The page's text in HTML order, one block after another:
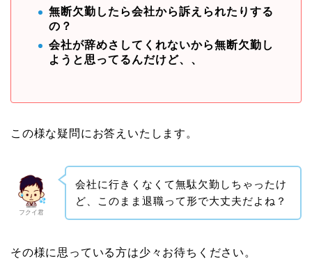
無断欠勤したら会社から訴えられたりする
の？
会社が辞めさしてくれないから無断欠勤し
ようと思ってるんだけど、、
この様な疑問にお答えいたします。
フクイ君
会社に行きくなくて無駄欠勤しちゃったけ
ど、このまま退職って形で大丈夫だよね？
その様に思っている方は少々お待ちください。